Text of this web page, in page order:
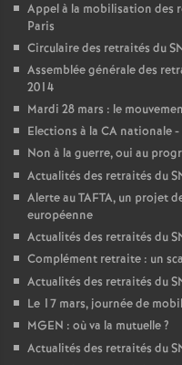
Appel à la mobilisation des
Paris
Circulaire des retraités du
Assemblée générale des
2014
Mardi 28 mars : le
Elections à la CA nationale -
Non à la guerre, oui au
Actualités des retraités du
Alerte auTAFTA, un projet
européenne
Actualités des retraités du
Complément retraite : un
Actualités des retraités du
Le 17 mars, journée de
MGEN : où va la mutuelle?
Actualités des retraités du